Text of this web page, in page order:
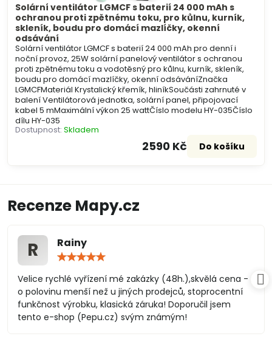
Solární ventilátor LGMCF s baterií 24 000 mAh s
ochranou proti zpětnému toku, pro kůlnu, kurník,
skleník, boudu pro domácí mazlíčky, okenní
odsávání
Solární ventilátor LGMCF s baterií 24 000 mAh pro denní i
noční provoz, 25W solární panelový ventilátor s ochranou
proti zpětnému toku a vodotěsný pro kůlnu, kurník, skleník,
boudu pro domácí mazlíčky, okenní odsáváníZnačka
LGMCFMateriál Krystalický křemík, hliníkSoučásti zahrnuté v
balení Ventilátorová jednotka, solární panel, připojovací
kabel 5 mMaximální výkon 25 wattČíslo modelu HY-035Číslo
dílu HY-035
Dostupnost: Skladem
2590 Kč Do košíku
Recenze Mapy.cz
R Rainy
/
5
Velice rychlé vyřízení mé zakázky (48h.),skvělá cena -
o polovinu menší než u jiných prodejců, stoprocentní
funkčnost výrobku, klasická záruka! Doporučil jsem
tento e-shop (Pepu.cz) svým známým!